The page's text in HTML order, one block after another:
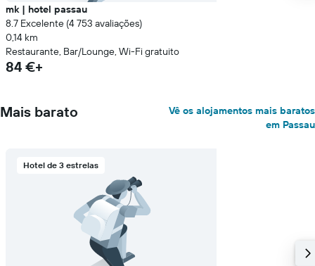
mk | hotel passau
8.7 Excelente (4 753 avaliações)
0,14 km
Restaurante, Bar/Lounge, Wi-Fi gratuito
84 €+
Mais barato
Vê os alojamentos mais baratos
em Passau
Hotel de 3 estrelas